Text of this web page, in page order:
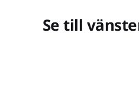
Se till